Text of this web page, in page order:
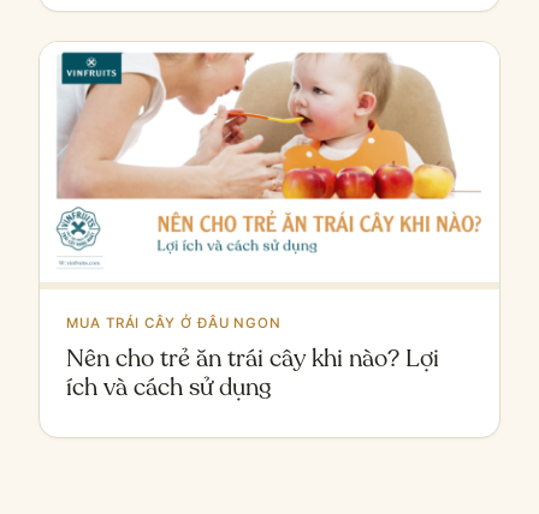
MUA TRÁI CÂY Ở ĐÂU NGON
Nên cho trẻ ăn trái cây khi nào? Lợi
ích và cách sử dụng